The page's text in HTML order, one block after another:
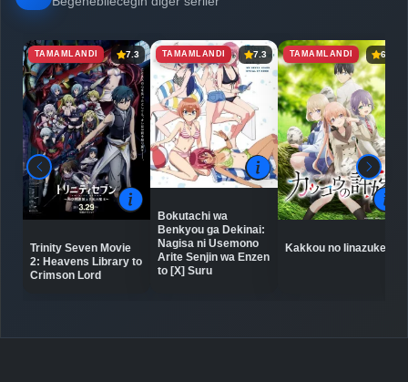
TAMAMLANDI 7.3
Trinity Seven Movie
2: Heavens Library to
Crimson Lord
TAMAMLANDI 7.3
Bokutachi wa
Benkyou ga Dekinai:
Nagisa ni Usemono
Arite Senjin wa Enzen
to [X] Suru
TAMAMLANDI 6.9
Kakkou no Iinazuke